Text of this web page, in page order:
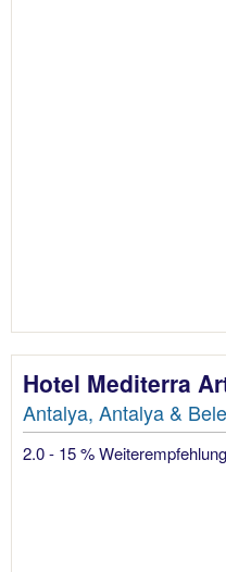
Hotel Mediterra
Antalya, Antalya &
2.0 - 15 % Weiterempfehlung